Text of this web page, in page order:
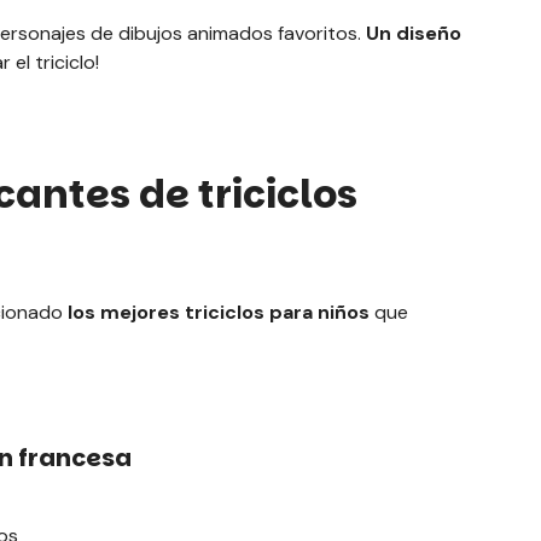
de dibujos animados favoritos. Un diseño
el triciclo!
de triciclos
los mejores triciclos para niños que
francesa